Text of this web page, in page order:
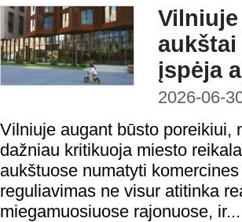
įspėja
2026-06-
Vilniuje augant būsto poreikiui,
dažniau kritikuoja miesto
aukštuose numatyti
reguliavimas ne visur atitinka
miegamuosiuose rajonuose, ir...